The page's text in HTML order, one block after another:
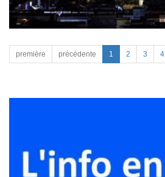
première précédente 1 2 3 4